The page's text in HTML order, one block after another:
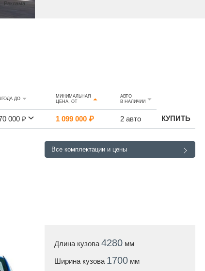
Реклама
ДО
МИНИМАЛЬНАЯ
ЦЕНА, ОТ
АВТО
В НАЛИЧИИ
000 ₽ 1 099 000 ₽ 2 авто КУПИТЬ
Все комплектации и цены
Длина кузова 4280 мм
Ширина кузова 1700 мм